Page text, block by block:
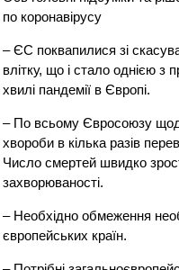
по коронавірусу
– ЄС поквапилися зі
влітку, що і стало однією з
хвилі пандемії в Європі.
– По всьому Євросоюзу
хвороби в кілька разів
Число смертей швидко
захворюваності.
– Необхідно обмеження
європейських країн.